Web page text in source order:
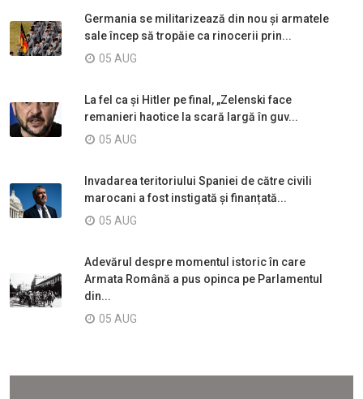
Germania se militarizează din nou și armatele
sale încep să tropăie ca rinocerii prin...
05 AUG
La fel ca și Hitler pe final, „Zelenski face
remanieri haotice la scară largă în guv...
05 AUG
Invadarea teritoriului Spaniei de către civili
marocani a fost instigată și finanțată...
05 AUG
Adevărul despre momentul istoric în care
Armata Română a pus opinca pe Parlamentul
din...
05 AUG